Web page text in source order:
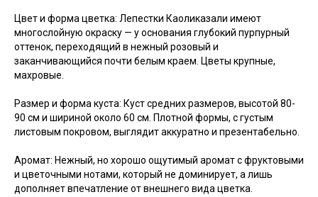
Цвет и форма цветка: Лепестки Каоликазали имеют
многослойную окраску — у основания глубокий пурпурный
оттенок, переходящий в нежный розовый и
заканчивающийся почти белым краем. Цветы крупные,
махровые.
Размер и форма куста: Куст средних размеров, высотой 80-
90 см и шириной около 60 см. Плотной формы, с густым
листовым покровом, выглядит аккуратно и презентабельно.
Аромат: Нежный, но хорошо ощутимый аромат с фруктовыми
и цветочными нотами, который не доминирует, а лишь
дополняет впечатление от внешнего вида цветка.